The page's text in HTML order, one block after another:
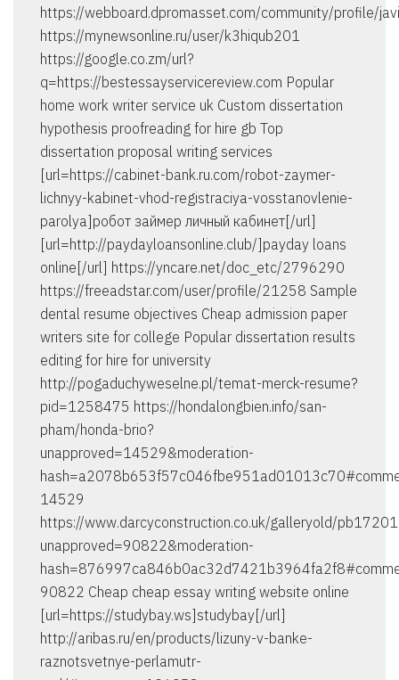
https://webboard.dpromasset.com/community/profile/
https://mynewsonline.ru/user/k3hiqub201
https://google.co.zm/url?
q=https://bestessayservicereview.com Popular
home work writer service uk Custom dissertation
hypothesis proofreading for hire gb Top
dissertation proposal writing services
[url=https://cabinet-bank.ru.com/robot-zaymer-
lichnyy-kabinet-vhod-registraciya-vosstanovlenie-
parolya]робот займер личный кабинет[/url]
[url=http://paydayloansonline.club/]payday loans
online[/url] https://yncare.net/doc_etc/2796290
https://freeadstar.com/user/profile/21258 Sample
dental resume objectives Cheap admission paper
writers site for college Popular dissertation results
editing for hire for university
http://pogaduchyweselne.pl/temat-merck-resume?
pid=1258475 https://hondalongbien.info/san-
pham/honda-brio?
unapproved=14529&moderation-
14529
https://www.darcyconstruction.co.uk/galleryold/
unapproved=90822&moderation-
90822 Cheap cheap essay writing website online
[url=https://studybay.ws]studybay[/url]
http://aribas.ru/en/products/lizuny-v-banke-
raznotsvetnye-perlamutr-